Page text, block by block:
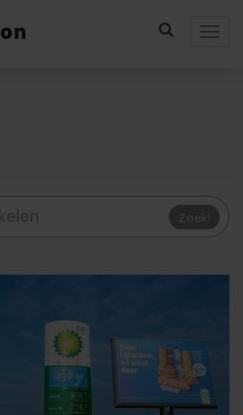
Zoek!